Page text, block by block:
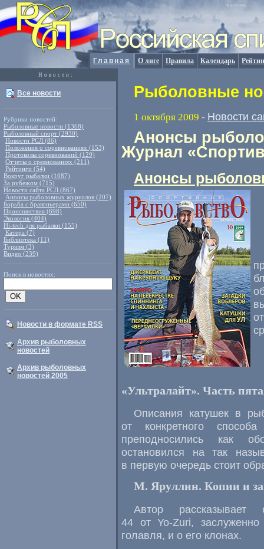
Главная О лиге Правила Календарь
Новости:
Все новости
Рубрики новостей:
Рыболовные новости (1368)
Рыболовный спорт (2930)
Новости РСЛ (86)
Положения о соревнованиях (153)
Протоколы соревнований (129)
Отчеты о сревнованиях (211)
Рейтинги (54)
Вокруг рыбалки (1087)
За рубежом (715)
Новости сайта РСЛ (867)
Анонсы рыболовных журналов (207)
Борьба с браконьерами (650)
Происшествия (698)
Экология (404)
Hi-tech для рыбалки (155)
Катера (7)
Библиотека (11)
Туризм (3)
Видео (239)
Поиск в новостях:
Новости в формате RSS
Архив рыболовных
новостей
Архив рыболовных
новостей 2005
Рыболовные
1 октября 2009 - Новости
Анонсы
Журнал
Анонсы
«Ультралайт». Часть
Описания катушек в
от конкретного
преподносились как
остановился на так
в первую очередь стоит
М. Яруллин. Копии и
Автор
44 отYo-Zuri,
голавля, и о его клонах.